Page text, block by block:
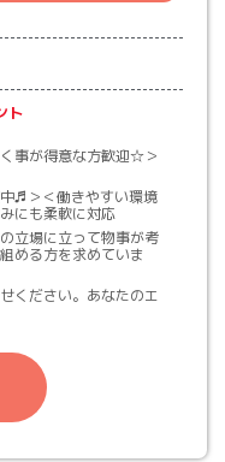
ト
事が得意な方歓迎☆＞
♬＞＜働きやすい環境
にも柔軟に対応
立場に立って物事が考
める方を求めていま
ください。あなたのエ